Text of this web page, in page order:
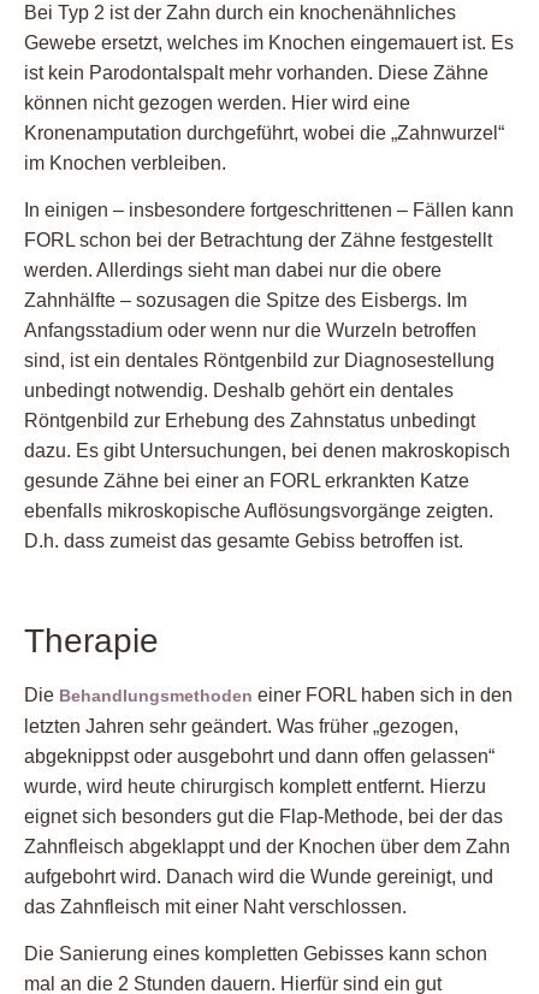
Bei Typ 2 ist der Zahn durch ein knochenähnliches
Gewebe ersetzt, welches im Knochen eingemauert ist. Es
ist kein Parodontalspalt mehr vorhanden. Diese Zähne
können nicht gezogen werden. Hier wird eine
Kronenamputation durchgeführt, wobei die „Zahnwurzel“
im Knochen verbleiben.
In einigen – insbesondere fortgeschrittenen – Fällen kann
FORL schon bei der Betrachtung der Zähne festgestellt
werden. Allerdings sieht man dabei nur die obere
Zahnhälfte – sozusagen die Spitze des Eisbergs. Im
Anfangsstadium oder wenn nur die Wurzeln betroffen
sind, ist ein dentales Röntgenbild zur Diagnosestellung
unbedingt notwendig. Deshalb gehört ein dentales
Röntgenbild zur Erhebung des Zahnstatus unbedingt
dazu. Es gibt Untersuchungen, bei denen makroskopisch
gesunde Zähne bei einer an FORL erkrankten Katze
ebenfalls mikroskopische Auflösungsvorgänge zeigten.
D.h. dass zumeist das gesamte Gebiss betroffen ist.
Therapie
Die Behandlungsmethoden einer FORL haben sich in den
letzten Jahren sehr geändert. Was früher „gezogen,
abgeknippst oder ausgebohrt und dann offen gelassen“
wurde, wird heute chirurgisch komplett entfernt. Hierzu
eignet sich besonders gut die Flap-Methode, bei der das
Zahnfleisch abgeklappt und der Knochen über dem Zahn
aufgebohrt wird. Danach wird die Wunde gereinigt, und
das Zahnfleisch mit einer Naht verschlossen.
Die Sanierung eines kompletten Gebisses kann schon
mal an die 2 Stunden dauern. Hierfür sind ein gut